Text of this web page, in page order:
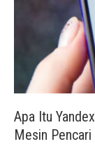
Apa Itu
Mesin